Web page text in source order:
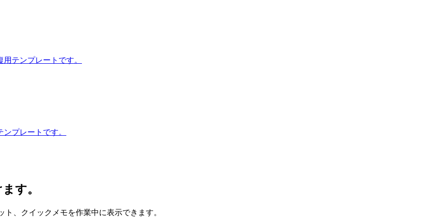
テンプレートです。
プレートです。
す。
、クイックメモを作業中に表示できます。